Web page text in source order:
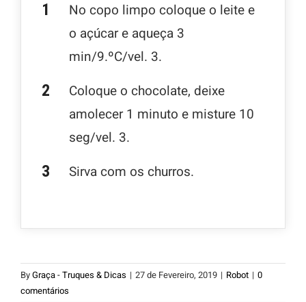
No copo limpo coloque o leite e
o açúcar e aqueça 3
min/9.ºC/vel. 3.
Coloque o chocolate, deixe
amolecer 1 minuto e misture 10
seg/vel. 3.
Sirva com os churros.
ByGraça - Truques & Dicas | 27 de Fevereiro, 2019 | Robot | 0
comentários